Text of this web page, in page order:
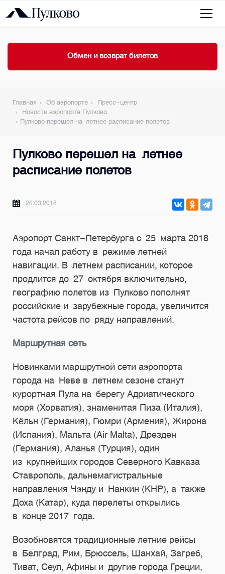
Обмен и возврат билетов
Главная Об аэропорте
Пресс-центр
Новости аэропорта Пулково
Пулково перешел на летнее расписание полетов
Пулково перешел на летнее
расписание полетов
26.03.2018
Аэропорт Санкт-Петербурга с 25 марта 2018
года начал работу в режиме летней
навигации. В летнем расписании, которое
продлится до 27 октября включительно,
географию полетов из Пулково пополнят
российские и зарубежные города, увеличится
частота рейсов по ряду направлений.
Маршрутная сеть
Новинками маршрутной сети аэропорта
города на Неве в летнем сезоне станут
курортная Пула на берегу Адриатического
моря (Хорватия), знаменитая Пиза (Италия),
Кёльн (Германия), Гюмри (Армения), Жирона
(Испания), Мальта (Air Malta), Дрезден
(Германия), Аланья (Турция), один
из крупнейших городов Северного Кавказа
Ставрополь, дальнемагистральные
направления Чэнду и Нанкин (КНР), а также
Доха (Катар), куда перелеты открылись
в конце 2017 года.
Возобновятся традиционные летние рейсы
в Белград, Рим, Брюссель, Шанхай, Загреб,
Тиват, Сеул, Афины и другие города Греции,